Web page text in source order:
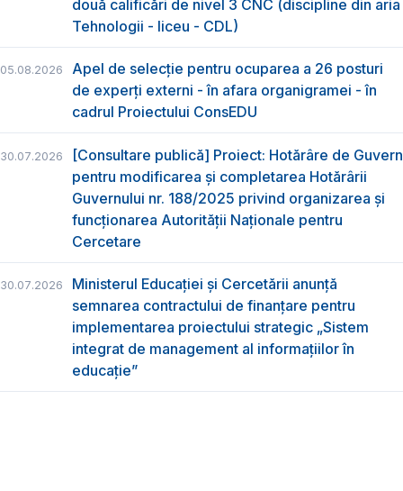
două calificări de nivel 3 CNC (discipline din aria
Tehnologii - liceu - CDL)
05.08.2026
Apel de selecție pentru ocuparea a 26 posturi
de experți externi - în afara organigramei - în
cadrul Proiectului ConsEDU
30.07.2026
[Consultare publică] Proiect: Hotărâre de Guvern
pentru modificarea și completarea Hotărârii
Guvernului nr. 188/2025 privind organizarea şi
funcţionarea Autorităţii Naţionale pentru
Cercetare
30.07.2026
Ministerul Educației și Cercetării anunță
semnarea contractului de finanțare pentru
implementarea proiectului strategic „Sistem
integrat de management al informațiilor în
educație”